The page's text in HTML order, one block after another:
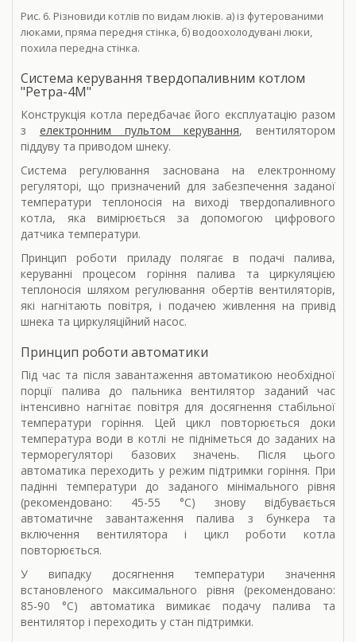
Рис. 6. Різновиди котлів по видам люків. а) із футерованими
люками, пряма передня стінка, б) водоохолодувані люки,
похила передна стінка.
Система керування твердопаливним котлом
"Ретра-4М"
Конструкція котла передбачає його експлуатацію разом
з електронним пультом керування, вентилятором
піддуву та приводом шнеку.
Система регулювання заснована на електронному
регуляторі, що призначений для забезпечення заданої
температури теплоносія на виході твердопаливного
котла, яка вимірюється за допомогою цифрового
датчика температури.
Принцип роботи приладу полягає в подачі палива,
керуванні процесом горіння палива та циркуляцією
теплоносія шляхом регулювання обертів вентиляторів,
які нагнітають повітря, і подачею живлення на привід
шнека та циркуляційний насос.
Принцип роботи автоматики
Під час та після завантаження автоматикою необхідної
порції палива до пальника вентилятор заданий час
інтенсивно нагнітає повітря для досягнення стабільної
температури горіння. Цей цикл повторюється доки
температура води в котлі не підніметься до заданих на
терморегуляторі базових значень. Після цього
автоматика переходить у режим підтримки горіння. При
падінні температури до заданого мінімального рівня
(рекомендовано: 45-55 °С) знову відбувається
автоматичне завантаження палива з бункера та
включення вентилятора і цикл роботи котла
повторюється.
У випадку досягнення температури значення
встановленого максимального рівня (рекомендовано:
85-90 °С) автоматика вимикає подачу палива та
вентилятор і переходить у стан підтримки.